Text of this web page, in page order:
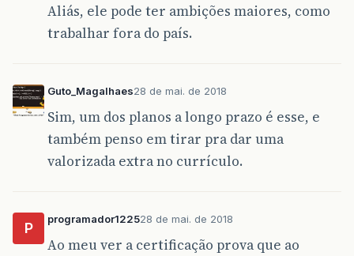
Aliás, ele pode ter ambições maiores, como
trabalhar fora do país.
Guto_Magalhaes28 de mai. de 2018
Sim, um dos planos a longo prazo é esse, e
também penso em tirar pra dar uma
valorizada extra no currículo.
P
programador122528 de mai. de 2018
Ao meu ver a certificação prova que ao